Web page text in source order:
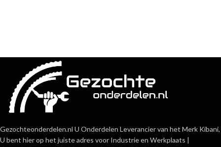
Gezochteonderdelen.nl U Onderdelen Leverancier van het Merk Kibani,
U bent hier op het juiste adres voor Industrie en Werkplaats |